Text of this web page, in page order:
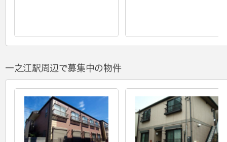
一之江駅周辺で募集中の物件